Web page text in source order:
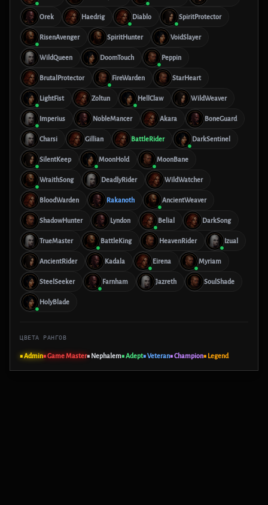
Orek Haedrig Diablo SpiritProtector
RisenAvenger SpiritHunter VoidSlayer
WildQueen DoomTouch Peppin
BrutalProtector FireWarden StarHeart
LightFist Zoltun HellClaw WildWeaver
Imperius NobleMancer Akara BoneGuard
Charsi Gillian BattleRider DarkSentinel
SilentKeep MoonHold MoonBane
WraithSong DeadlyRider WildWatcher
BloodWarden Rakanoth AncientWeaver
ShadowHunter Lyndon Belial DarkSong
TrueMaster BattleKing HeavenRider Izual
AncientRider Kadala Eirena Myriam
SteelSeeker Farnham Jazreth SoulShade
HolyBlade
ЦВЕТА РАНГОВ
■ Admin■ Game Master■ Nephalem■ Adept■ Veteran■ Champion■ Legend